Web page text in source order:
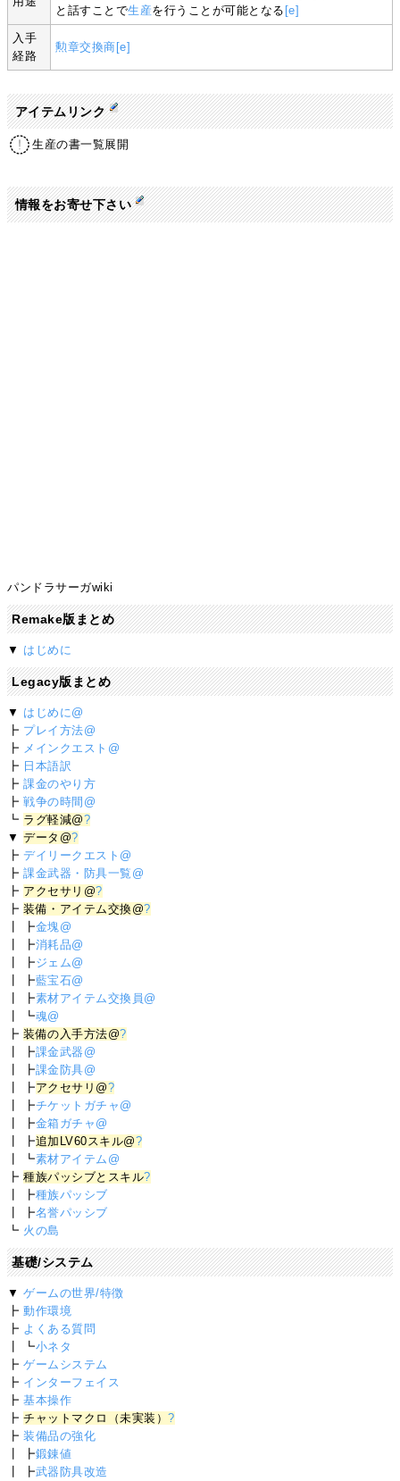
と話すことで生産を行うことが可能となる [e]
入手
経路
勲章交換商[e]
アイテムリンク
生産の書一覧展開
情報をお寄せ下さい
パンドラサーガwiki
Remake版まとめ
▼ はじめに
Legacy版まとめ
▼ はじめに@
┣ プレイ方法@
┣ メインクエスト@
┣ 日本語訳
┣課金のやり方
┣戦争の時間@
┗ ラグ軽減@?
▼データ@?
┣デイリークエスト@
┣課金武器・防具一覧@
┣ アクセサリ@?
┣装備・アイテム交換@?
┃ ┣金塊@
┃ ┣消耗品@
┃ ┣ジェム@
┃ ┣藍宝石@
┃ ┣素材アイテム交換員@
┃ ┗魂@
┣装備の入手方法@?
┃ ┣課金武器@
┃ ┣課金防具@
┃ ┣アクセサリ@?
┃ ┣チケットガチャ@
┃ ┣金箱ガチャ@
┃ ┣追加LV60スキル@?
┃ ┗素材アイテム@
┣種族パッシブとスキル?
┃ ┣種族パッシブ
┃ ┣名誉パッシブ
┗ 火の島
基礎/システム
▼ゲームの世界/特徴
┣動作環境
┣ よくある質問
┃ ┗小ネタ
┣ゲームシステム
┣ インターフェイス
┣基本操作
┣チャットマクロ（未実装）?
┣装備品の強化
┃ ┣鍛錬値
┃ ┣武器防具改造